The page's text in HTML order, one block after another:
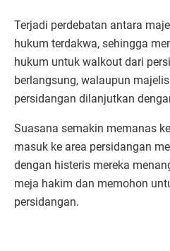
Terjadi perdebatan antara
hukum terdakwa, sehingga
hukum untuk walkout dari
berlangsung, walaupun
persidangan dilanjutkan
Suasana semakin memanas
masuk ke area persidangan
dengan histeris mereka
meja hakim dan memohon
persidangan.